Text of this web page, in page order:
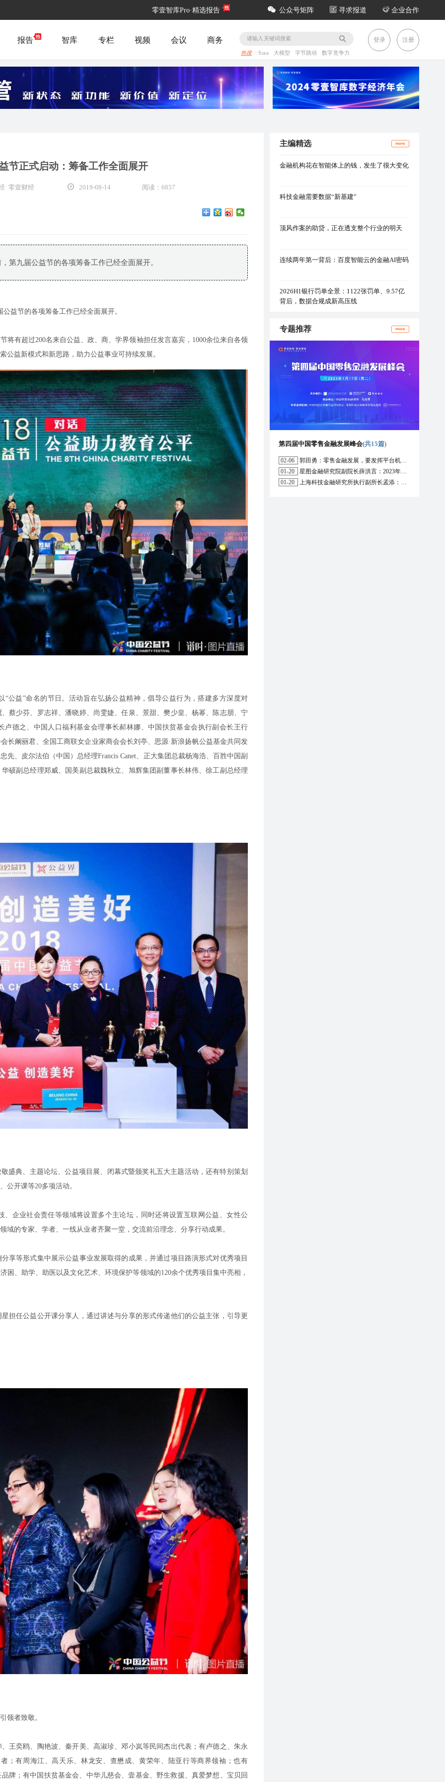
零壹智库Pro·精选报告 公众号矩阵 寻求报道 企业合作
报告 智库 专栏 视频 会议 商务
热搜 :Sora 大模型 字节跳动 数字竞争力
登录 注册
节正式启动：筹备工作全面展开
零壹财经 2019-08-14 阅读：6857
第九届公益节的各项筹备工作已经全面展开。
益节的各项筹备工作已经全面展开。
将有超过200名来自公益、政、商、学界领袖担任发言嘉宾，1000余位来自各领
公益新模式和新思路，助力公益事业可持续发展。
公益”命名的节日。活动旨在弘扬公益精神，倡导公益行为，搭建多方深度对
蔡少芬、罗志祥、潘晓婷、尚雯婕、任泉、景甜、樊少皇、杨幂、陈志朋、宁
德之、中国人口福利基金会理事长郝林娜、中国扶贫基金会执行副会长王行
长阚丽君、全国工商联女企业家商会会长刘亭、思源·新浪扬帆公益基金共同发
、皮尔法伯（中国）总经理Francis Canet、正大集团总裁杨海浩、百胜中国副
硕副总经理郑威、国美副总裁魏秋立、旭辉集团副董事长林伟、徐工副总经理
盛典、主题论坛、公益项目展、闭幕式暨颁奖礼五大主题活动，还有特别策划
公开课等20多项活动。
企业社会责任等领域将设置多个主论坛，同时还将设置互联网公益、女性公
的专家、学者、一线从业者齐聚一堂，交流前沿理念、分享行动成果。
享等形式集中展示公益事业发展取得的成果，并通过项目路演形式对优秀项目
、助学、助医以及文化艺术、环境保护等领域的120余个优秀项目集中亮相，
担任公益公开课分享人，通过讲述与分享的形式传递他们的公益主张，引导更
领者致敬。
王奕鸥、陶艳波、秦开美、高淑珍、邓小岚等民间杰出代表；有卢德之、朱永
；有周海江、高天乐、林龙安、查懋成、黄荣年、陆亚行等商界领袖；也有
牌；有中国扶贫基金会、中华儿慈会、壹基金、野生救援、真爱梦想、宝贝回
主编精选 more
金融机构花在智能体上的钱，发生了很大变化
科技金融需要数据“新基建”
顶风作案的助贷，正在透支整个行业的明天
连续两年第一背后：百度智能云的金融AI密码
2026H1银行罚单全景：1122张罚单、9.57亿
背后，数据合规成新高压线
专题推荐 more
第四届中国零售金融发展峰会(共15篇)
02-06
郭田勇：零售金融发展，要发挥平台机构的作用
01-20
星图金融研究院副院长薛洪言：2023年消费信贷或迎来新起点
01-20
上海科技金融研究所执行副所长孟添：开放银行与嵌入式金融为数字普惠金融带来更大发展空间